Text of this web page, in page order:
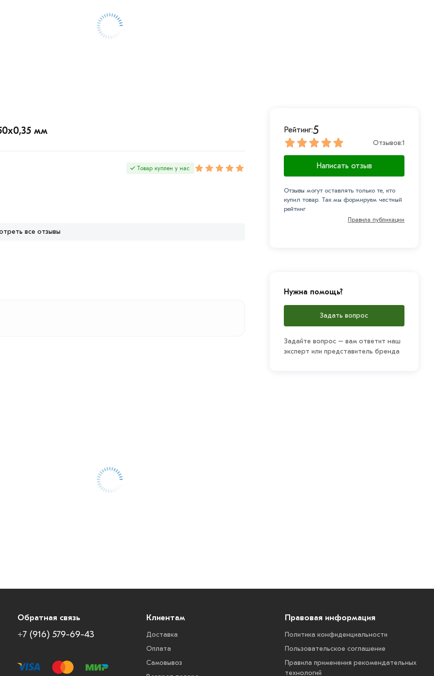
мм
Товар куплен у нас
все отзывы
Рейтинг:5
Отзывов:1
Написать отзыв
Отзывы могут оставлять только те, кто
купил товар. Так мы формируем честный
рейтинг
Правила публикации
Нужна помощь?
Задать вопрос
Задайте вопрос – вам ответит наш
эксперт или представитель бренда
Обратная связь
+7 (916) 579-69-43
Клиентам
Доставка
Оплата
Самовывоз
Правовая информация
Политика конфиденциальности
Пользовательское соглашение
Правила применения рекомендательных
технологий